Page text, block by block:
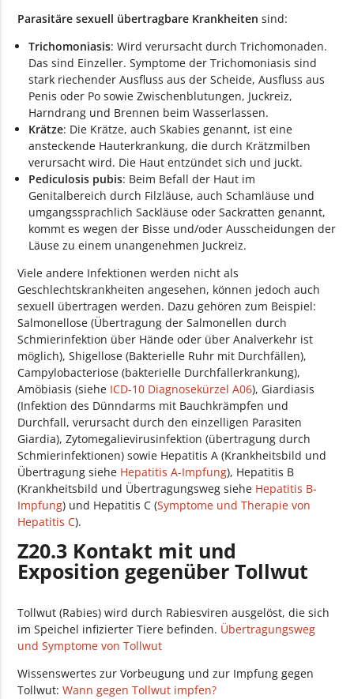
Parasitäre sexuell übertragbare Krankheiten sind:
Trichomoniasis: Wird verursacht durch Trichomonaden.
Das sind Einzeller. Symptome der Trichomoniasis sind
stark riechender Ausfluss aus der Scheide, Ausfluss aus
Penis oder Po sowie Zwischenblutungen, Juckreiz,
Harndrang und Brennen beim Wasserlassen.
Krätze: Die Krätze, auch Skabies genannt, ist eine
ansteckende Hauterkrankung, die durch Krätzmilben
verursacht wird. Die Haut entzündet sich und juckt.
Pediculosis pubis: Beim Befall der Haut im
Genitalbereich durch Filzläuse, auch Schamläuse und
umgangssprachlich Sackläuse oder Sackratten genannt,
kommt es wegen der Bisse und/oder Ausscheidungen der
Läuse zu einem unangenehmen Juckreiz.
Viele andere Infektionen werden nicht als
Geschlechtskrankheiten angesehen, können jedoch auch
sexuell übertragen werden. Dazu gehören zum Beispiel:
Salmonellose (Übertragung der Salmonellen durch
Schmierinfektion über Hände oder über Analverkehr ist
möglich), Shigellose (Bakterielle Ruhr mit Durchfällen),
Campylobacteriose (bakterielle Durchfallerkrankung),
Amöbiasis (siehe ICD-10 Diagnosekürzel A06), Giardiasis
(Infektion des Dünndarms mit Bauchkrämpfen und
Durchfall, verursacht durch den einzelligen Parasiten
Giardia), Zytomegalievirusinfektion (übertragung durch
Schmierinfektionen) sowie Hepatitis A (Krankheitsbild und
Übertragung siehe Hepatitis A-Impfung), Hepatitis B
(Krankheitsbild und Übertragungsweg siehe Hepatitis B-
Impfung) und Hepatitis C (Symptome und Therapie von
Hepatitis C).
Z20.3 Kontakt mit und
Exposition gegenüber Tollwut
Tollwut (Rabies) wird durch Rabiesviren ausgelöst, die sich
im Speichel infizierter Tiere befinden. Übertragungsweg
und Symptome von Tollwut
Wissenswertes zur Vorbeugung und zur Impfung gegen
Tollwut:Wann gegen Tollwut impfen?